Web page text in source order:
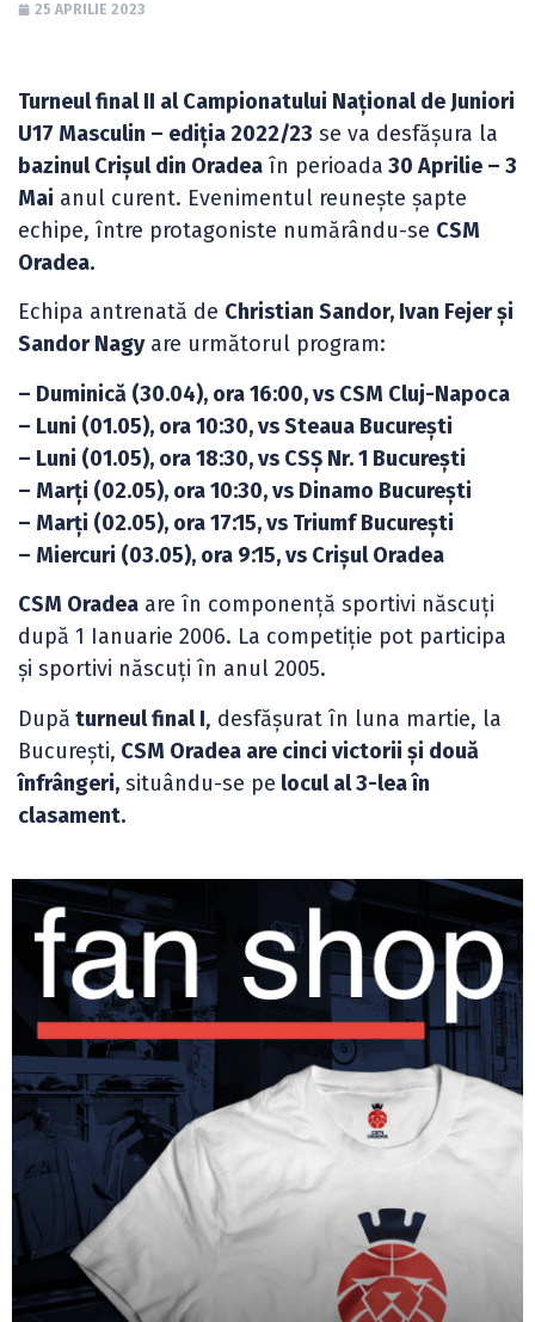
25 APRILIE 2023
Turneul final II al Campionatului Național de Juniori
U17 Masculin – ediția 2022/23 se va desfășura la
bazinul Crișul din Oradea în perioada 30 Aprilie – 3
Mai anul curent. Evenimentul reunește șapte
echipe, între protagoniste numărându-se CSM
Oradea.
Echipa antrenată de Christian Sandor, Ivan Fejer și
Sandor Nagyare următorul program:
– Duminică (30.04), ora 16:00, vs CSM Cluj-Napoca
– Luni (01.05), ora 10:30, vs Steaua București
– Luni (01.05), ora 18:30, vs CSȘ Nr. 1 București
– Marți (02.05), ora 10:30, vs Dinamo București
– Marți (02.05), ora 17:15, vs Triumf București
– Miercuri (03.05), ora 9:15, vs Crișul Oradea
CSM Oradea are în componență sportivi născuți
după 1 Ianuarie 2006. La competiție pot participa
și sportivi născuți în anul 2005.
După turneul final I, desfășurat în luna martie, la
București, CSM Oradea are cinci victorii și două
înfrângeri, situându-se pe locul al 3-lea în
clasament.